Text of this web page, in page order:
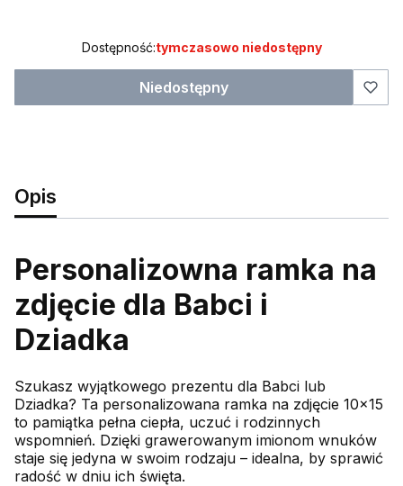
Dostępność:tymczasowo niedostępny
Niedostępny
Opis
Personalizowna ramka na
zdjęcie dla Babci i
Dziadka
Szukasz wyjątkowego prezentu dla Babci lub
Dziadka? Ta personalizowana ramka na zdjęcie 10×15
to pamiątka pełna ciepła, uczuć i rodzinnych
wspomnień. Dzięki grawerowanym imionom wnuków
staje się jedyna w swoim rodzaju – idealna, by sprawić
radość w dniu ich święta.